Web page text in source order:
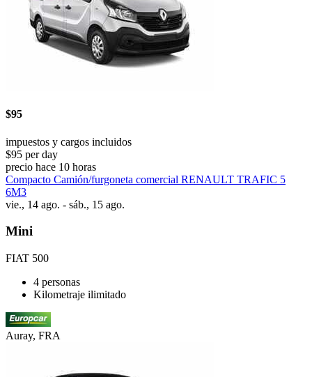
$95
impuestos y cargos incluidos
$95 per day
precio hace 10 horas
Compacto Camión/furgoneta comercial RENAULT TRAFIC 5
6M3
vie., 14 ago. - sáb., 15 ago.
Mini
FIAT 500
4 personas
Kilometraje ilimitado
Auray, FRA